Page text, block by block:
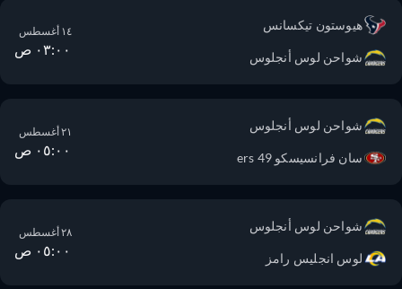
هيوستون تيكسانس
شواحن لوس أنجلوس ٠٣:٠٠ ص
شواحن لوس أنجلوس
سان فرانسيسكو 49 ers ٠٥:٠٠ ص
شواحن لوس أنجلوس
لوس انجليس رامز ٠٥:٠٠ ص